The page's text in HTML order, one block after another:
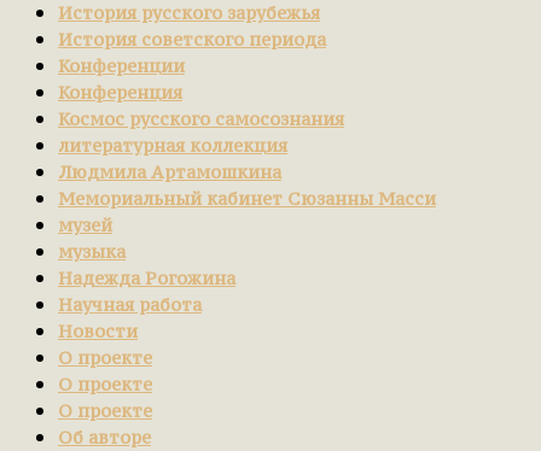
История русского зарубежья
История советского периода
Конференции
Конференция
Космос русского самосознания
литературная коллекция
Людмила Артамошкина
Мемориальный кабинет Сюзанны Масси
музей
музыка
Надежда Рогожина
Научная работа
Новости
О проекте
О проекте
О проекте
Об авторе